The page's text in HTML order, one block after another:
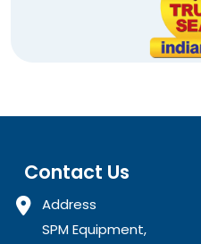
Contact Us
Address
SPM Equipment,